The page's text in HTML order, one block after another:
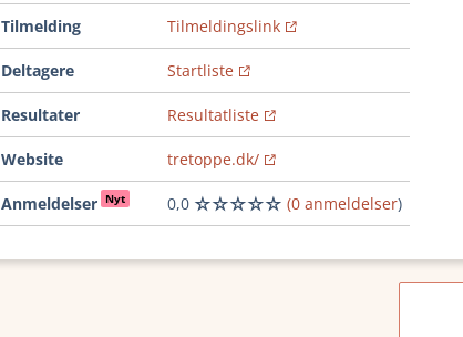
Tilmelding Tilmeldingslink
Deltagere Startliste
Resultater Resultatliste
Website tretoppe.dk/
Anmeldelser Nyt 0,0 (0 anmeldelser)